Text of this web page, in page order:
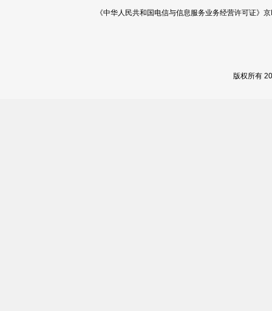
《中华人民共和国电信与信息服务业务经营许可证
版权所有